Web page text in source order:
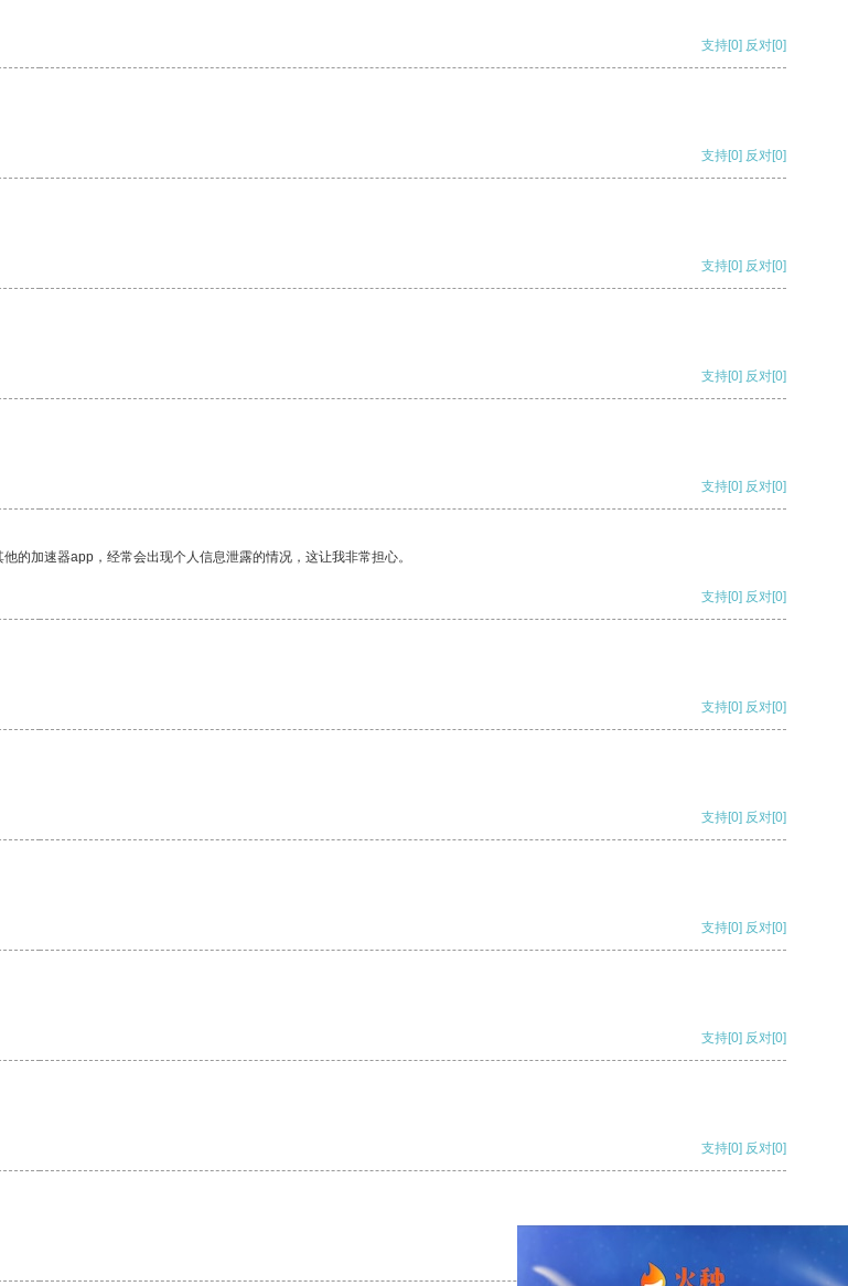
支持[0] 反对[0]
支持[0] 反对[0]
支持[0] 反对[0]
支持[0] 反对[0]
支持[0] 反对[0]
的加速器app，经常会出现个人信息泄露的情况，这让我非常担心。
支持[0] 反对[0]
支持[0] 反对[0]
支持[0] 反对[0]
支持[0] 反对[0]
支持[0] 反对[0]
支持[0] 反对[0]